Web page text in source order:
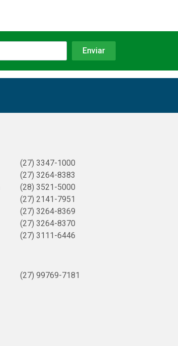
(27) 3347-1000
(27) 3264-8383
(28) 3521-5000
(27) 2141-7951
(27) 3264-8369
(27) 3264-8370
(27) 3111-6446
(27) 99769-7181